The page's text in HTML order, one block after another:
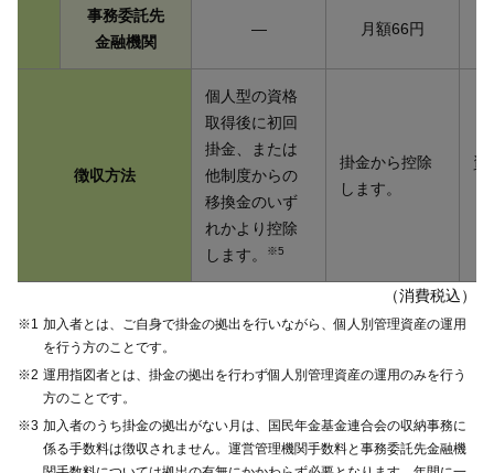
事務委託先
金融機関
― 月額66円
徴収方法
個人型の資格
取得後に初回
掛金、または
他制度からの
移換金のいず
れかより控除
します。
※5
掛金から控除
します。
資
（消費税込）
※1 加入者とは、ご自身で掛金の拠出を行いながら、個人別管理資産の運用
を行う方のことです。
※2 運用指図者とは、掛金の拠出を行わず個人別管理資産の運用のみを行う
方のことです。
※3 加入者のうち掛金の拠出がない月は、国民年金基金連合会の収納事務に
係る手数料は徴収されません。運営管理機関手数料と事務委託先金融機